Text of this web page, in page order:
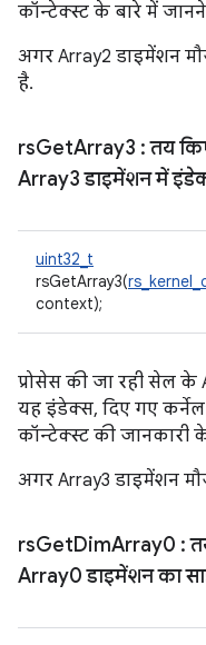
कॉन्टेक्स्ट के बारे में
अगर Array2 डाइमेंशन
है.
rsGetArray3 : तय
Array3 डाइमेंशन में
uint32_t
rsGetArray3(
context);
प्रोसेस की जा रही सेल के
यह इंडेक्स, दिए गए
कॉन्टेक्स्ट की जानकारी
अगर Array3 डाइमेंशन
rsGetDimArray0 :
Array0 डाइमेंशन का